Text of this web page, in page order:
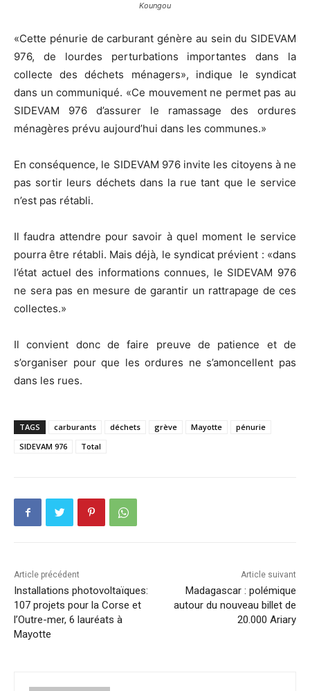
Koungou
«Cette pénurie de carburant génère au sein du SIDEVAM
976, de lourdes perturbations importantes dans la
collecte des déchets ménagers», indique le syndicat
dans un communiqué. «Ce mouvement ne permet pas au
SIDEVAM 976 d’assurer le ramassage des ordures
ménagères prévu aujourd’hui dans les communes.»
En conséquence, le SIDEVAM 976 invite les citoyens à ne
pas sortir leurs déchets dans la rue tant que le service
n’est pas rétabli.
Il faudra attendre pour savoir à quel moment le service
pourra être rétabli. Mais déjà, le syndicat prévient : «dans
l’état actuel des informations connues, le SIDEVAM 976
ne sera pas en mesure de garantir un rattrapage de ces
collectes.»
Il convient donc de faire preuve de patience et de
s’organiser pour que les ordures ne s’amoncellent pas
dans les rues.
TAGS carburants déchets grève Mayotte
pénurie
SIDEVAM 976
Total
Article précédent
Installations photovoltaïques:
107 projets pour la Corse et
l’Outre-mer, 6 lauréats à
Mayotte
Article suivant
Madagascar : polémique
autour du nouveau billet de
20.000 Ariary